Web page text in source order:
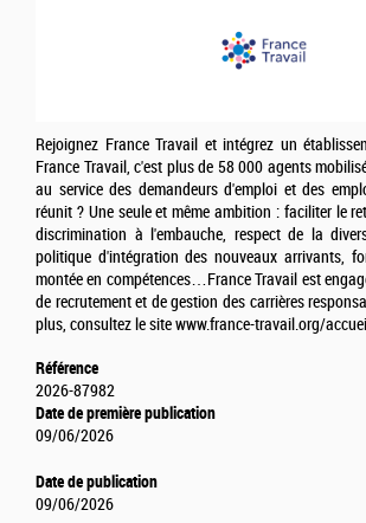
Rejoignez France Travail et intégrez un
France Travail, c'est plus de 58 000 agents
au service des demandeurs d'emploi et des
réunit ? Une seule et même ambition : faciliter le
discrimination à l'embauche, respect de la
politique d'intégration des nouveaux arrivants,
montée en compétences…France Travail est
de recrutement et de gestion des carrières
plus, consultez le site www.france-travail.org/
Référence
2026-87982
Date de première publication
09/06/2026
Date de publication
09/06/2026